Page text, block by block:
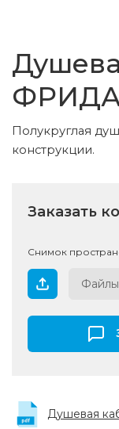
Полукруглая
конструкции.
Заказать
Снимок
Душевая